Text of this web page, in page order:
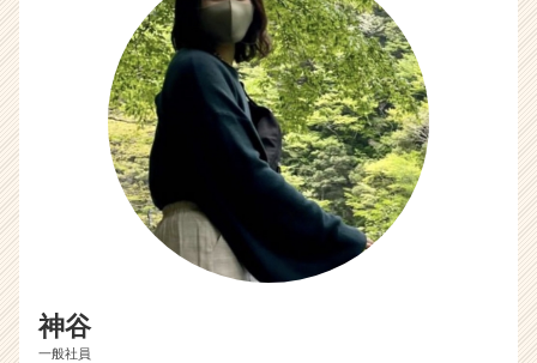
神谷
一般社員